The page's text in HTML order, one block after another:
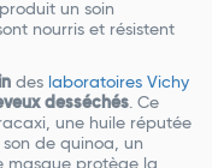
un soin
nourris et résistent
des laboratoires Vichy
desséchés. Ce
une huile réputée
de quinoa, un